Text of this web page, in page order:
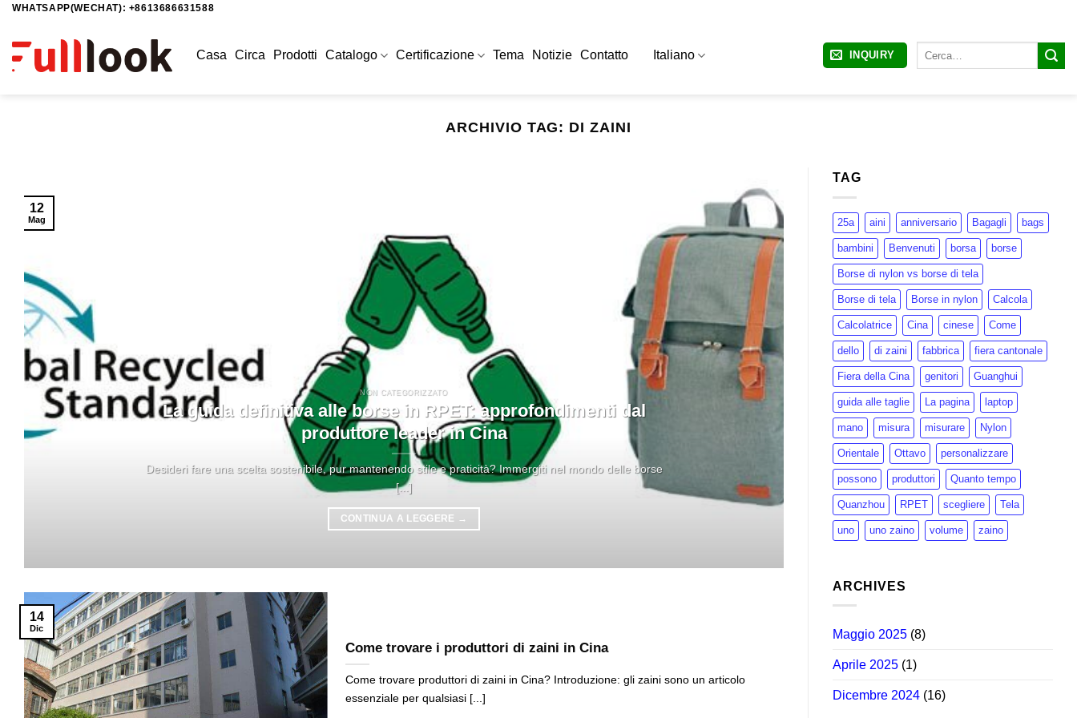
Salta
contenuti
WHATSAPP(WECHAT): +8613686631588
Casa Circa Prodotti Catalogo Certificazione Tema Notizie Contatto Italiano INQUIRY
ARCHIVIO TAG: DI ZAINI
NON CATEGORIZZATO
La guida definitiva alle borse in RPET: approfondimenti dal
produttore leader in Cina
Desideri fare una scelta sostenibile, pur mantenendo stile e praticità? Immergiti nel mondo delle borse
[...]
CONTINUA A LEGGERE →
12
Mag
Come trovare i produttori di zaini in Cina
Come trovare produttori di zaini in Cina? Introduzione: gli zaini sono un articolo
essenziale per qualsiasi [...]
14
Dic
TAG
25a aini anniversario Bagagli bags
bambini Benvenuti borsa borse
Borse di nylon vs borse di tela
Borse di tela Borse in nylon Calcola
Calcolatrice Cina cinese Come
dello di zaini fabbrica fiera cantonale
Fiera della Cina genitori Guanghui
guida alle taglie La pagina laptop
mano misura misurare Nylon
Orientale Ottavo personalizzare
possono produttori Quanto tempo
Quanzhou RPET scegliere Tela
uno uno zaino volume zaino
ARCHIVES
Maggio 2025 (8)
Aprile 2025 (1)
Dicembre 2024 (16)